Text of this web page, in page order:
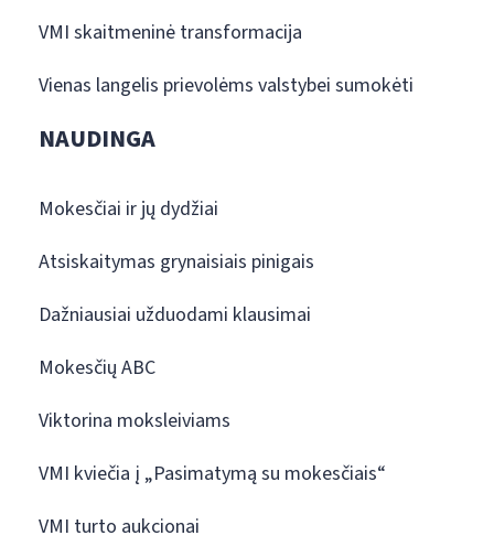
VMI skaitmeninė transformacija
Vienas langelis prievolėms valstybei sumokėti
NAUDINGA
Mokesčiai ir jų dydžiai
Atsiskaitymas grynaisiais pinigais
Dažniausiai užduodami klausimai
Mokesčių ABC
Viktorina moksleiviams
VMI kviečia į „Pasimatymą su mokesčiais“
VMI turto aukcionai